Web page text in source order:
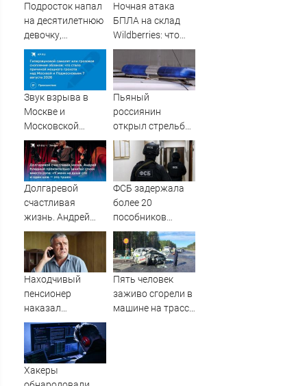
Подросток напал
на десятилетнюю
девочку,
ворвавшись в
квартиру
Ночная атака
БПЛА на склад
Wildberries: что
известно об
очередном ударе
по логистическим
центрам
Звук взрыва в
Москве и
Московской
области 7 августа
2026 года:
Причины,
источник, откуда
Пьяный
россиянин
открыл стрельбу
по скорой
помощи и
полицейским
Долгаревой
счастливая
жизнь. Андрей
Бледный
пронзительно
зачитал стихи
вместо рэпа: «У
ФСБ задержала
более 20
пособников
украинских кол-
центров за
кибермошенничество
Находчивый
пенсионер
наказал
мошенников
изощренным
способом
Пять человек
заживо сгорели в
машине на трассе
Хакеры